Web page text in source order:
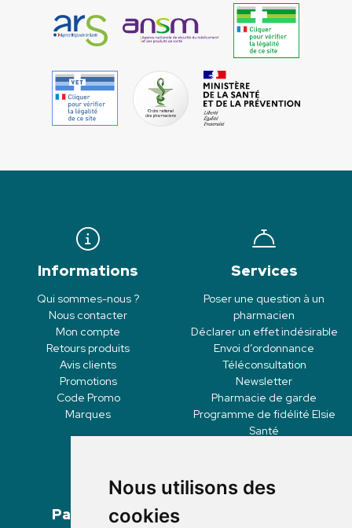
Nous utilisons des
cookies
Informations
Qui sommes-nous ?
Nous contacter
Mon compte
Retours produits
Avis clients
Promotions
Code Promo
Marques
Services
Poser une question à un
pharmacien
Déclarer un effet indésirable
Envoi d’ordonnance
Téléconsultation
Newsletter
Pharmacie de garde
Programme de fidélité Elsie
Santé
Paiement